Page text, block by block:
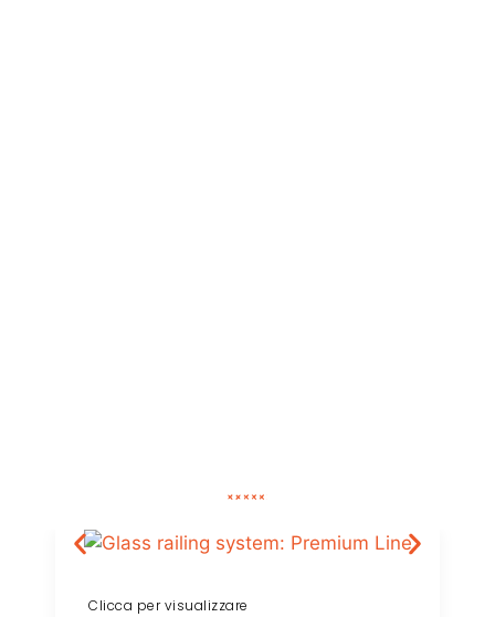
Clicca per visualizzare